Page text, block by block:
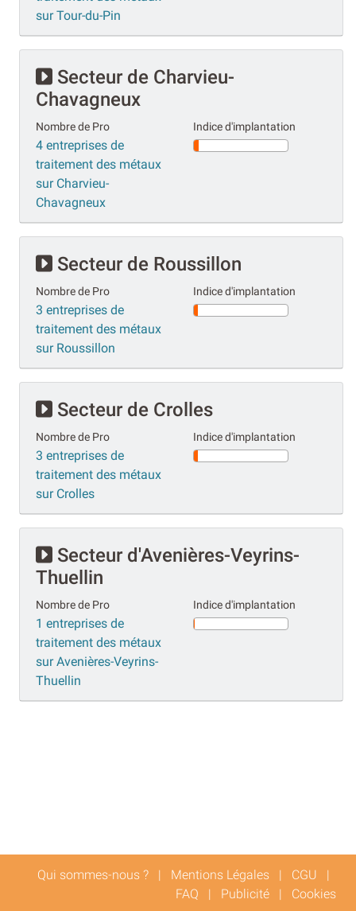
sur Tour-du-Pin
Secteur de Charvieu-
Chavagneux
Nombre de Pro
4 entreprises de
traitement des métaux
sur Charvieu-
Chavagneux
Indice d'implantation
Secteur de Roussillon
Nombre de Pro
3 entreprises de
traitement des métaux
sur Roussillon
Indice d'implantation
Secteur de Crolles
Nombre de Pro
3 entreprises de
traitement des métaux
sur Crolles
Indice d'implantation
Secteur d'Avenières-Veyrins-
Thuellin
Nombre de Pro
1 entreprises de
traitement des métaux
sur Avenières-Veyrins-
Thuellin
Indice d'implantation
Qui sommes-nous ? | Mentions Légales | CGU |
FAQ | Publicité | Cookies